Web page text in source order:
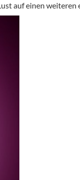
auf einen weiteren